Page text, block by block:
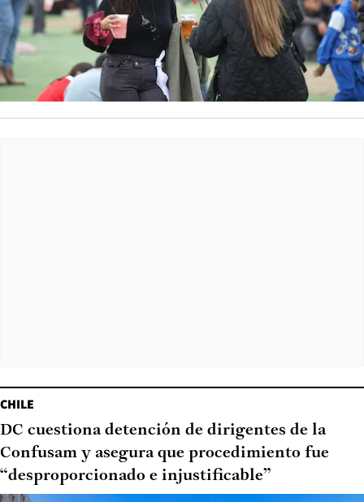
CHILE
DC cuestiona detención de dirigentes de la
Confusam y asegura que procedimiento fue
“desproporcionado e injustificable”